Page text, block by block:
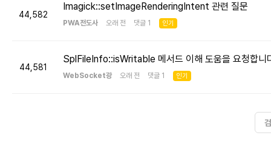
44,582
Imagick::setImageRenderingIntent 관련 질문
PWA전도사 오래 전 댓글 1 인기
44,581
SplFileInfo::isWritable 메서드 이해 도움을 요청합니
WebSocket광 오래 전 댓글 1 인기